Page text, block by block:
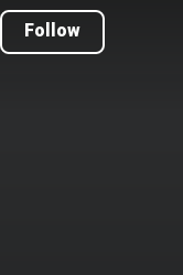
Follow